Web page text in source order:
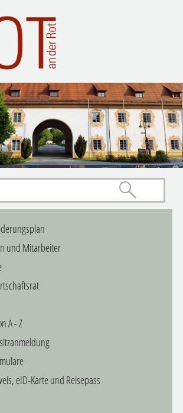
und Mitarbeiter
A - Z
eID-Karte und Reisepass